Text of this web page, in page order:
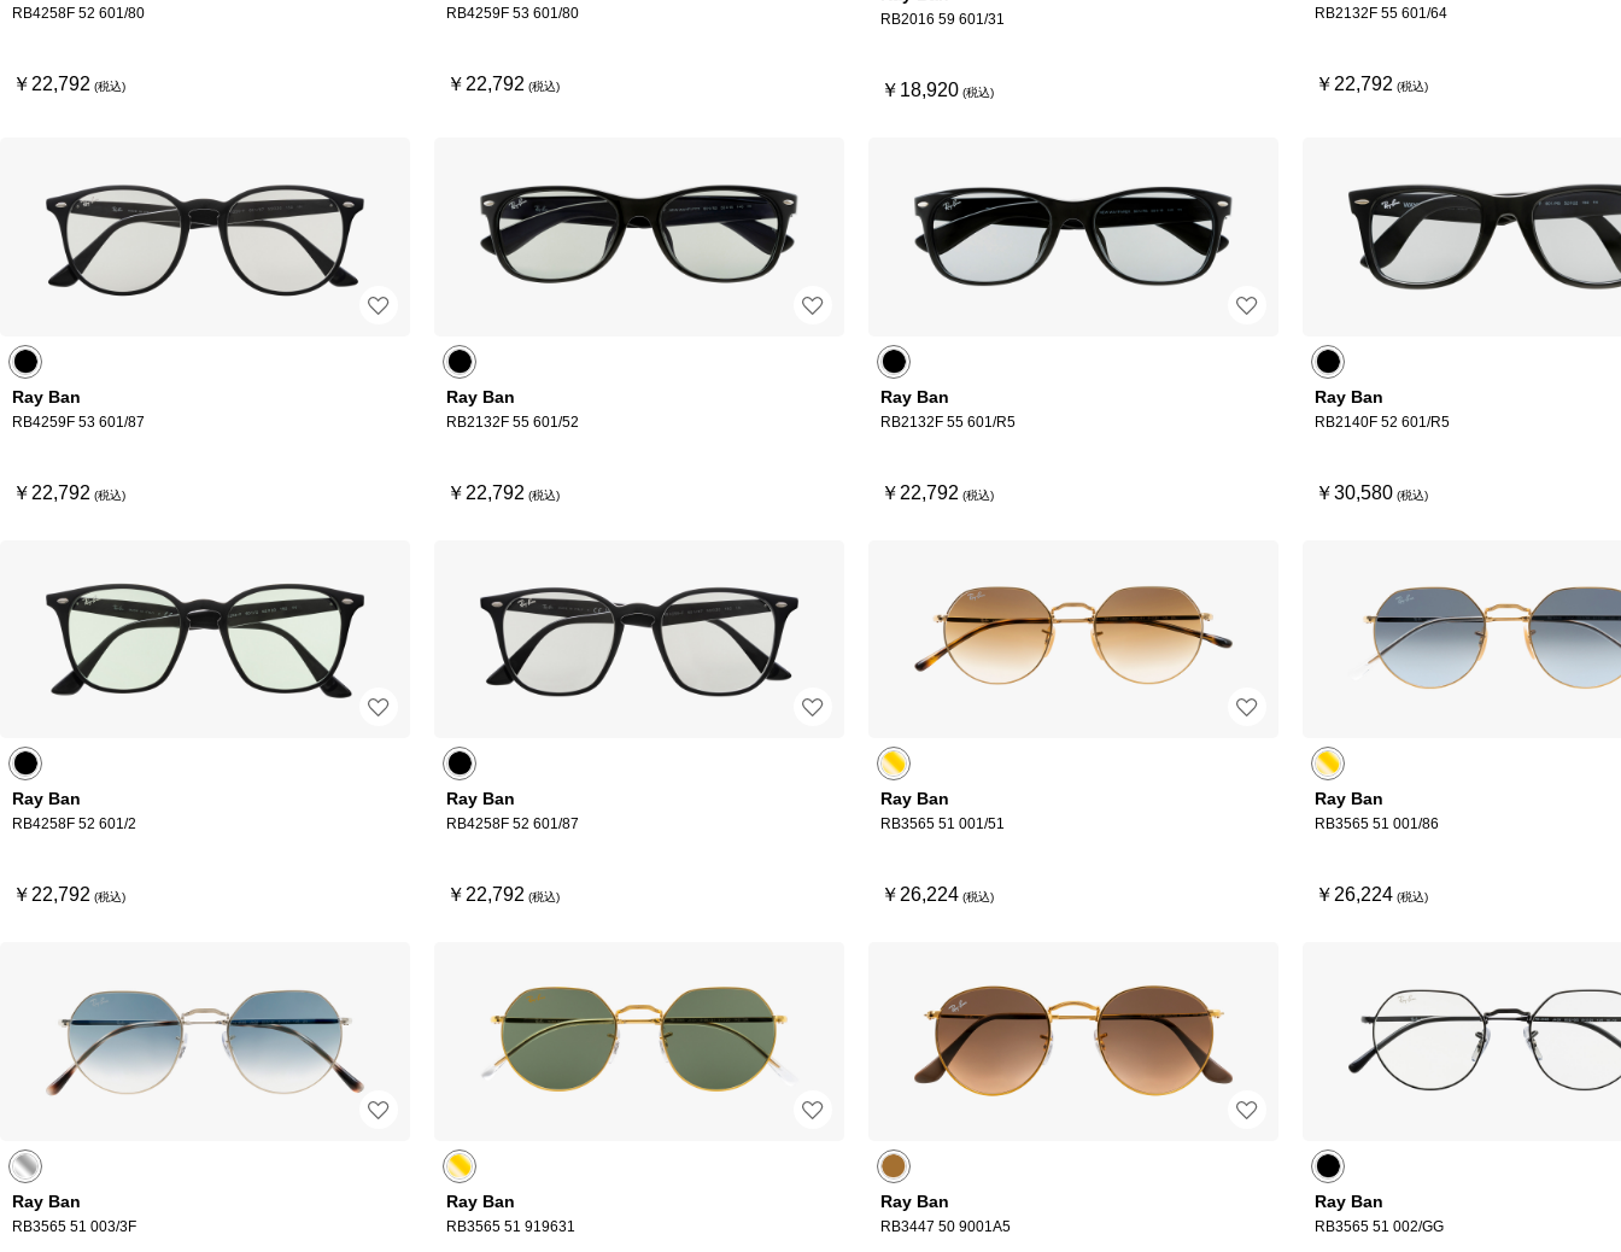
RB4258F 52 601/80
￥22,792
RB4259F 53 601/80
￥22,792
RB2016 59 601/31
￥18,920
RB2132F 55 601/64
￥22,792
Ray Ban
RB4259F 53 601/87
￥22,792
Ray Ban
RB2132F 55 601/52
￥22,792
Ray Ban
RB2132F 55 601/R5
￥22,792
Ray Ban
RB2140F 52 601/R5
￥30,580
Ray Ban
RB4258F 52 601/2
￥22,792
Ray Ban
RB4258F 52 601/87
￥22,792
Ray Ban
RB3565 51 001/51
￥26,224
Ray Ban
RB3565 51 001/86
￥26,224
Ray Ban
RB3565 51 003/3F
Ray Ban
RB3565 51 919631
Ray Ban
RB3447 50 9001A5
Ray Ban
RB3565 51 002/GG